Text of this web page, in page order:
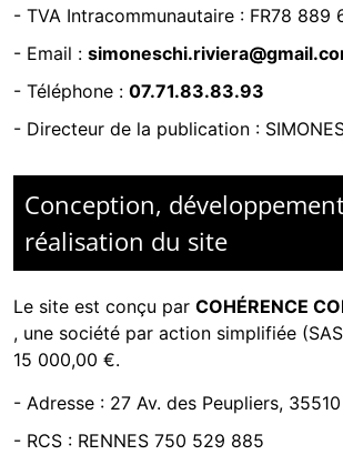
- TVA Intracommunautaire : FR78 889
- Email :
- Téléphone : 07.71.83.83.93
- Directeur de la publication :
Conception,
réalisation du site
Le site est conçu par COHÉRENCE
, une société par action simplifiée
15 000,00 €.
- Adresse : 27 Av. des Peupliers,
- RCS : RENNES 750 529 885